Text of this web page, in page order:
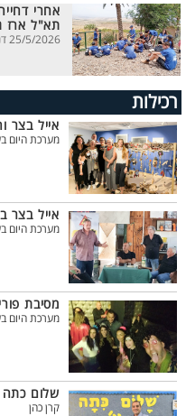
אחרי
תא"ל ארז
25/5/2026 דני ברנר
רכילות
אייל בצר
מערכת היום
אייל בצר
מערכת היום
מסיבת
מערכת היום
שלום כתה
קרן כהן